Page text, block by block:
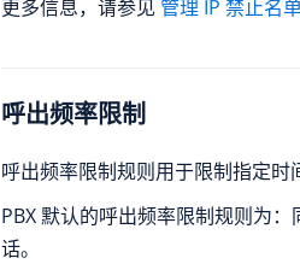
更多信息，请参见 管理 IP 禁止名
呼出频率限制
呼出频率限制规则用于限制指定时
PBX 默认的呼出频率限制规则为
话。